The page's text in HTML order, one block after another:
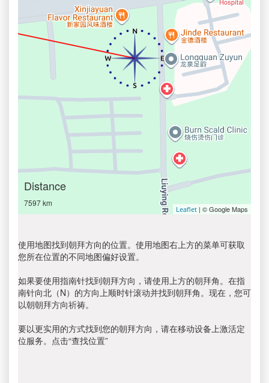
Distance
7597 km
Leaflet | © Google Maps
使用地图找到朝拜方向的位置。使用地图右上方的菜单可获取
您所在位置的不同地图偏好设置。
如果要使用指南针找到朝拜方向，请使用上方的朝拜角。在指
南针向北（N）的方向上顺时针滚动并找到朝拜角。现在，您可
以朝朝拜方向祈祷。
要以更实用的方式找到您的朝拜方向，请在移动设备上激活定
位服务。点击“查找位置”